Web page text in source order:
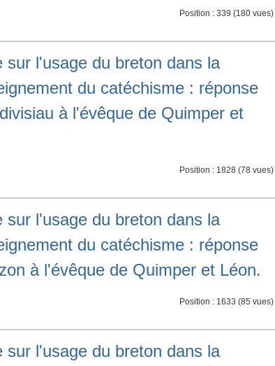
Position : 339 (180 vues)
sur l'usage du breton dans la
du catéchisme : réponse
à l'évêque de Quimper et
Position : 1828 (78 vues)
sur l'usage du breton dans la
du catéchisme : réponse
à l'évêque de Quimper et Léon.
Position : 1633 (85 vues)
sur l'usage du breton dans la